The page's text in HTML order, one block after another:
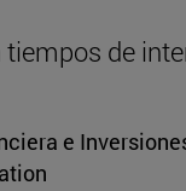
tiempos de
e